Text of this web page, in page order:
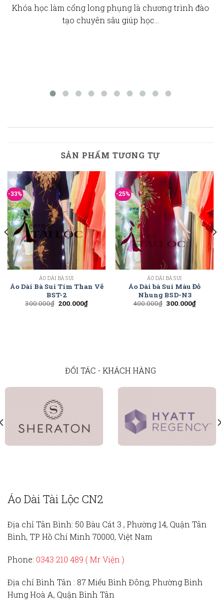
Khóa học làm cổng long phụng là chương trình đào
tạo chuyên sâu giúp học…
SẢN PHẨM TƯƠNG TỰ
-33%
ÁO DÀI BÀ SUI
Áo Dài Bà Sui Tím Than Vẽ
BST-2
300.000₫ 200.000₫
-25%
ÁO DÀI BÀ SUI
Áo Dài bà Sui Màu Đỏ
Nhung BSD-N3
400.000₫ 300.000₫
ĐỐI TÁC - KHÁCH HÀNG
Áo Dài Tài Lộc CN2
Địa chỉ Tân Bình: 50 Bàu Cát 3 , Phường 14, Quận Tân
Bình, TP Hồ Chí Minh 70000, Việt Nam
Phone: 0343 210 489 ( Mr Viện )
Địa chỉ Bình Tân : 87 Miếu Bình Đông, Phường Bình
Hưng Hoà A, Quận Bình Tân